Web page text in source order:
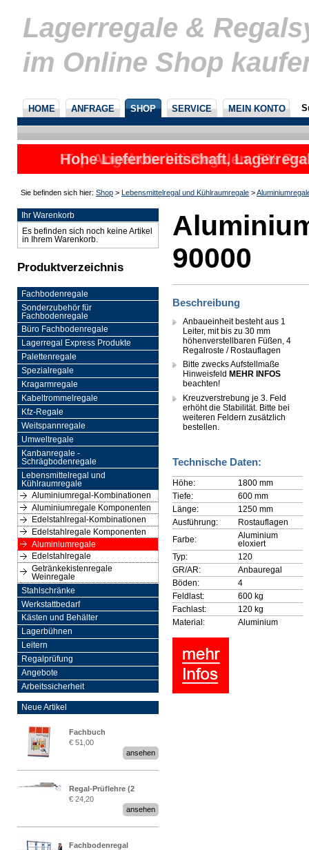
Lagerregale &
im Online Shop
HOME ANFRAGE SHOP SERVICE MEIN KONTO
Top Angebote bei Regalen, 5%
Hohe Lieferbereitschaft,
nicht
Sie befinden sich hier: Shop > Lebensmittelregal und Kühlraumregale >
Ihr Warenkorb
Es befinden sich noch keine Artikel
in Ihrem Warenkorb.
Produktverzeichnis
Fachbodenregale
Sonderzubehör für
Fachbodenregale
Büro Fachbodenregale
Lagerregal Express Produkte
Palettenregale
Spezialregale
Kragarmregale
Kabeltrommelregale
Kfz-Regale
Weitspannregale
Umweltregale
Kanbanregale -
Schrägbodenregale
Lebensmittelregal und
Kühlraumregale
Aluminiumregal-Kombinationen
Aluminiumregale Komponenten
Edelstahlregal-Kombinationen
Edelstahlregale Komponenten
Aluminiumregale
Edelstahlregale
Getränkekistenregale
Weinregale
Stahlschränke
Werkstattbedarf
Kästen und Behälter
Lagerbühnen
Leitern
Regalprüfung
Angebote
Arbeitssicherheit
Neue Artikel
Fachbuch
„Regalprüfung nach DIN
€ 51,00
ansehen
Regal-Prüflehre (2
Stück)
€ 24,20
ansehen
Fachbodenregal
90000
Beschreibung
Anbaueinheit besteht aus 1
Leiter, mit bis zu 30 mm
höhenverstellbaren Füßen, 4
Regalroste / Rostauflagen
Bitte zwecks Aufstellmaße
Hinweisfeld MEHR INFOS
beachten!
Kreuzverstrebung je 3. Feld
erhöht die Stabilität. Bitte bei
weiteren Feldern zusätzlich
bestellen.
Technische Daten:
Höhe:
1800 mm
Tiefe:
600 mm
Länge:
1250 mm
Ausführung:
Rostauflagen
Farbe:
Aluminium
eloxiert
Typ:
120
GR/AR:
Anbauregal
Böden:
4
Feldlast:
600 kg
Fachlast:
120 kg
Material:
Aluminium